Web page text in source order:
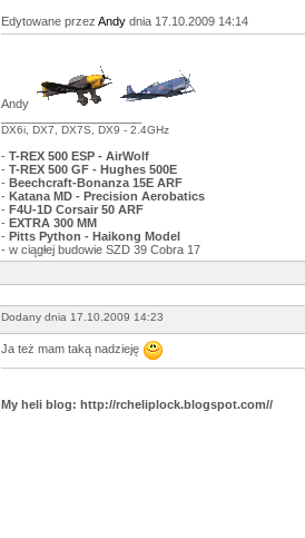
Edytowane przez Andy dnia 17.10.2009 14:14
Andy
DX6i, DX7, DX7S, DX9 - 2.4GHz
- T-REX 500 ESP - AirWolf
- T-REX 500 GF - Hughes 500E
- Beechcraft-Bonanza 15E ARF
- Katana MD - Precision Aerobatics
- F4U-1D Corsair 50 ARF
- EXTRA 300 MM
- Pitts Python - Haikong Model
- w ciągłej budowie SZD 39 Cobra 17
Dodany dnia 17.10.2009 14:23
Ja też mam taką nadzieję
My heli blog: http://rcheliplock.blogspot.com//